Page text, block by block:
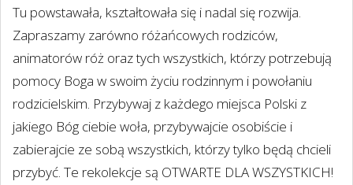
Tu powstawała, kształtowała się i nadal się rozwija.
Zapraszamy zarówno różańcowych rodziców,
animatorów róż oraz tych wszystkich, którzy potrzebują
pomocy Boga w swoim życiu rodzinnym i powołaniu
rodzicielskim. Przybywaj z każdego miejsca Polski z
jakiego Bóg ciebie woła, przybywajcie osobiście i
zabierajcie ze sobą wszystkich, którzy tylko będą chcieli
przybyć. Te rekolekcje są OTWARTE DLA WSZYSTKICH!